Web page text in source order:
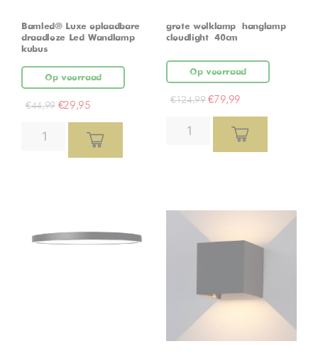
Bamled® Luxe oplaadbare
draadloze Led Wandlamp
kubus
Op voorraad
€44,99 €29,95
grote wolklamp – hanglamp –
cloudlight – 40cm
Op voorraad
€124,99 €79,99